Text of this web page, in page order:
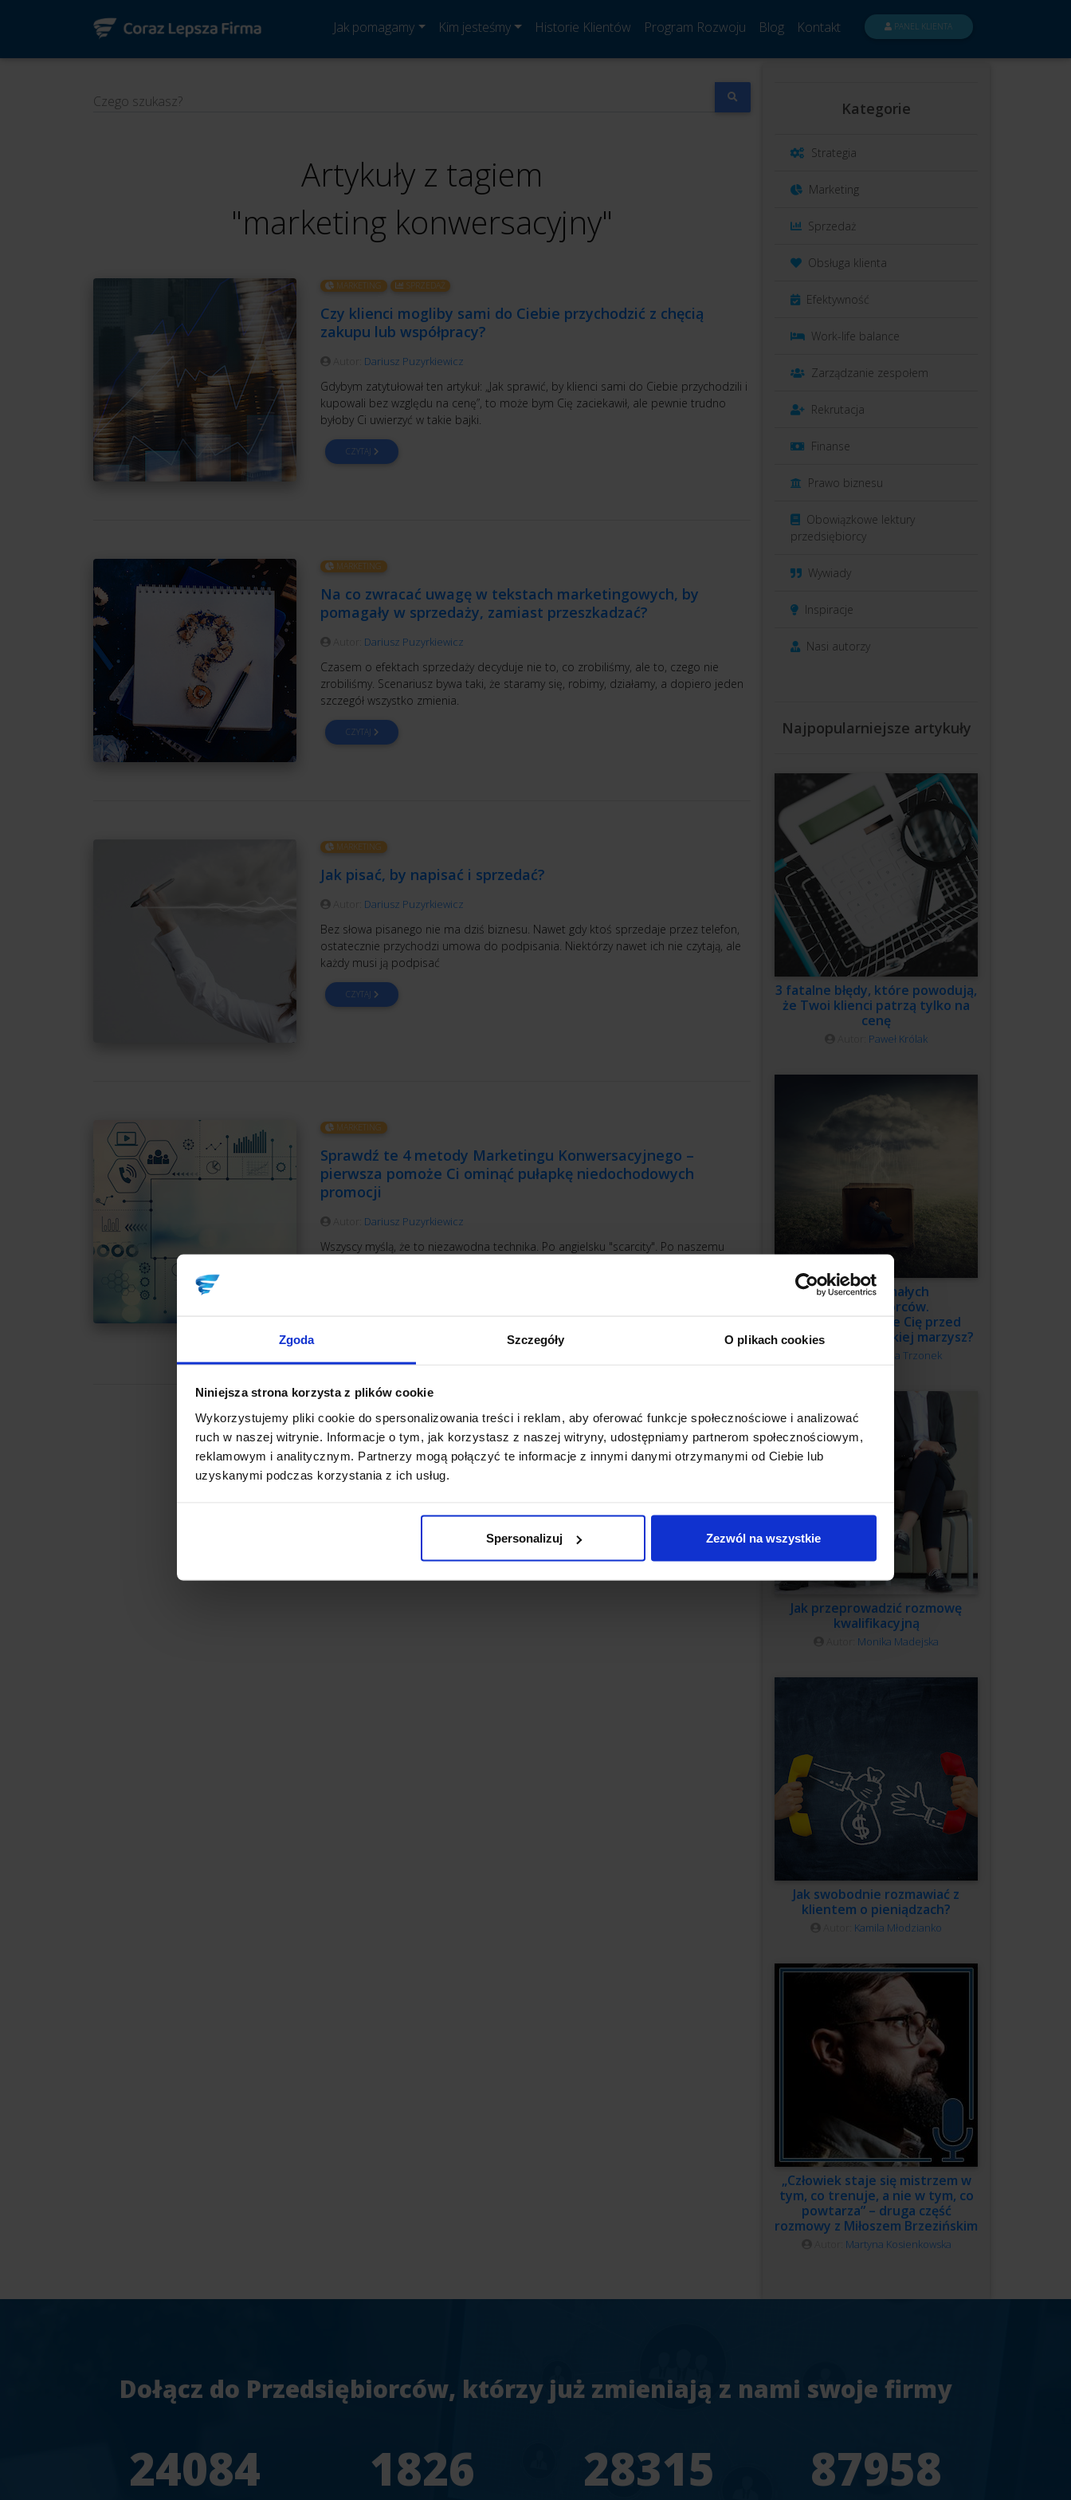
Zgoda Szczegóły O plikach cookies
Niniejsza strona korzysta z plików cookie
Wykorzystujemy pliki cookie do spersonalizowania treści i reklam, aby oferować funkcje społecznościowe i analizować
ruch w naszej witrynie. Informacje o tym, jak korzystasz z naszej witryny, udostępniamy partnerom społecznościowym,
reklamowym i analitycznym. Partnerzy mogą połączyć te informacje z innymi danymi otrzymanymi od Ciebie lub
uzyskanymi podczas korzystania z ich usług.
Spersonalizuj Zezwól na wszystkie
Jak pomagamy Kim jesteśmy Historie Klientów Program Rozwoju Blog Kontakt PANEL KLIENTA
Czego szukasz?
Artykuły z tagiem
"marketing konwersacyjny"
MARKETING SPRZEDAŻ
Czy klienci mogliby sami do Ciebie przychodzić z chęcią
zakupu lub współpracy?
Dariusz Puzyrkiewicz
Gdybym zatytułował ten artykuł: „Jak sprawić, by klienci sami do Ciebie przychodzili i
kupowali bez względu na cenę”, to może bym Cię zaciekawił, ale pewnie trudno
byłoby Ci uwierzyć w takie bajki.
CZYTAJ
MARKETING
Na co zwracać uwagę w tekstach marketingowych, by
pomagały w sprzedaży, zamiast przeszkadzać?
Dariusz Puzyrkiewicz
Czasem o efektach sprzedaży decyduje nie to, co zrobiliśmy, ale to, czego nie
zrobiliśmy. Scenariusz bywa taki, że staramy się, robimy, działamy, a dopiero jeden
szczegół wszystko zmienia.
CZYTAJ
MARKETING
Jak pisać, by napisać i sprzedać?
Dariusz Puzyrkiewicz
Bez słowa pisanego nie ma dziś biznesu. Nawet gdy ktoś sprzedaje przez telefon,
ostatecznie przychodzi umowa do podpisania. Niektórzy nawet ich nie czytają, ale
każdy musi ją podpisać
CZYTAJ
MARKETING
Sprawdź te 4 metody Marketingu Konwersacyjnego –
pierwsza pomoże Ci ominąć pułapkę niedochodowych
promocji
Dariusz Puzyrkiewicz
Wszyscy myślą, że to niezawodna technika. Po angielsku "scarcity". Po naszemu
Kategorie
Strategia
Marketing
Sprzedaż
Obsługa klienta
Efektywność
Work-life balance
Zarządzanie zespołem
Rekrutacja
Finanse
Prawo biznesu
Obowiązkowe lektury
przedsiębiorcy
Wywiady
Inspiracje
Nasi autorzy
Najpopularniejsze artykuły
3 fatalne błędy, które powodują,
że Twoi klienci patrzą tylko na
cenę
Paweł Królak
3 grzechy małych
przedsiębiorców.
Co powstrzymuje Cię przed
budową firmy, o jakiej marzysz?
Katarzyna Trzonek
Jak przeprowadzić rozmowę
kwalifikacyjną
Monika Madejska
Jak swobodnie rozmawiać z
klientem o pieniądzach?
Kamila Młodzianko
„Człowiek staje się mistrzem w
tym, co trenuje, a nie w tym, co
powtarza” – druga część
rozmowy z Miłoszem Brzezińskim
Martyna Kosienkowska
Dołącz do Przedsiębiorców, którzy już zmieniają z nami swoje firmy
25804 1956 30337 94241